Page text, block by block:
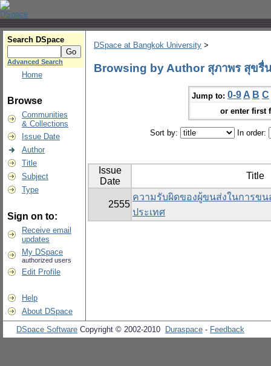
Search DSpace
Advanced Search
Home
Browse
Communities
& Collections
Issue Date
Author
Title
Subject
Type
Sign on to:
Receive email
updates
My DSpace
authorized users
Edit Profile
Help
About DSpace
DSpace at Bangkok University >
Browsing by Author สุภาพร สุขรื่
Jump to: 0-9 A B C
or enter first
Sort by: In order:
Issue
Date
Title
2555
ความรับผิดของผู้ขนส่งในการข
ประเทศ
DSpace Software Copyright © 2002-2010 Duraspace - Feedback